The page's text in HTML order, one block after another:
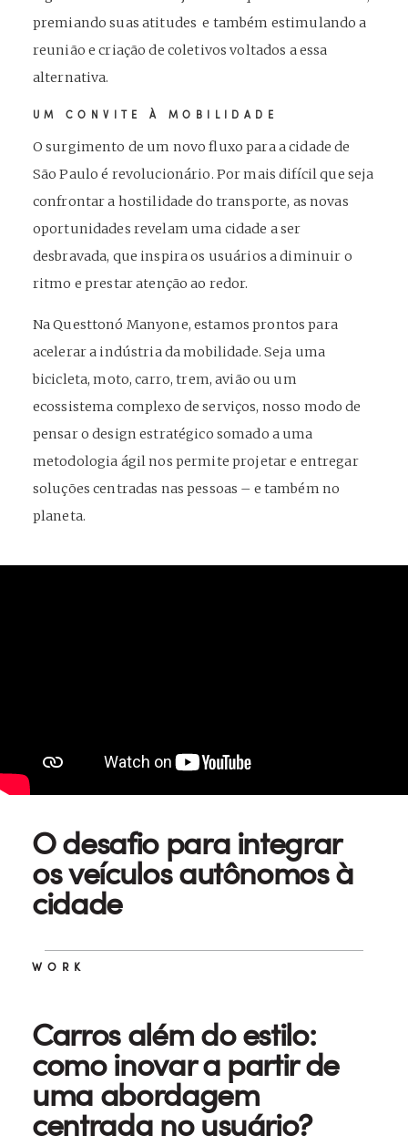
premiando suas atitudes e também estimulando a
reunião e criação de coletivos voltados a essa
alternativa.
UM CONVITE À MOBILIDADE
O surgimento de um novo fluxo para a cidade de
São Paulo é revolucionário. Por mais difícil que seja
confrontar a hostilidade do transporte, as novas
oportunidades revelam uma cidade a ser
desbravada, que inspira os usuários a diminuir o
ritmo e prestar atenção ao redor.
Na Questtonó Manyone, estamos prontos para
acelerar a indústria da mobilidade. Seja uma
bicicleta, moto, carro, trem, avião ou um
ecossistema complexo de serviços, nosso modo de
pensar o design estratégico somado a uma
metodologia ágil nos permite projetar e entregar
soluções centradas nas pessoas – e também no
planeta.
O desafio para integrar
os veículos autônomos à
cidade
WORK
Carros além do estilo:
como inovar a partir de
uma abordagem
centrada no usuário?